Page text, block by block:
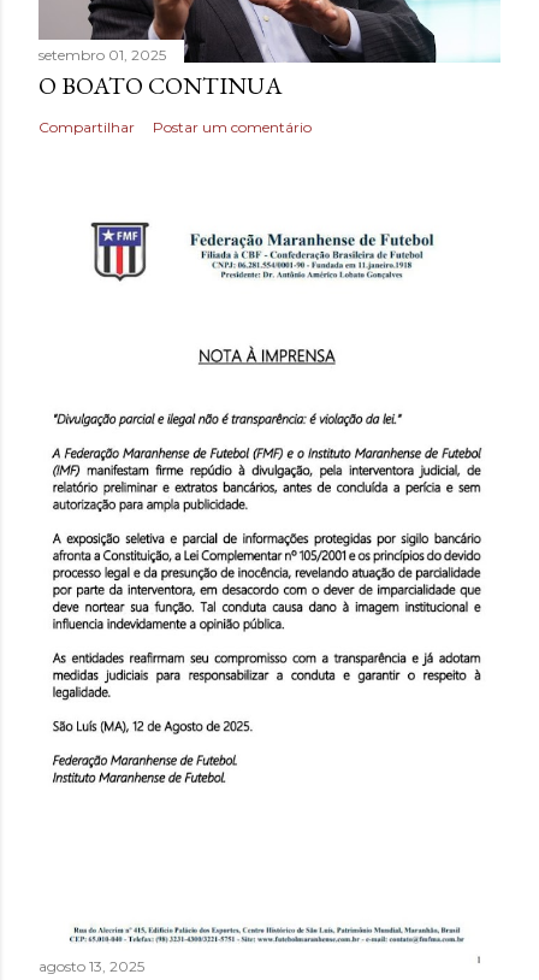
setembro 01, 2025
O BOATO CONTINUA
Compartilhar Postar um comentário
agosto 13, 2025